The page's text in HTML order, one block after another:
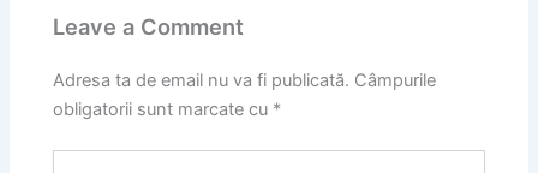
Leave a Comment
Adresa ta de email nu va fi publicată. Câmpurile
obligatorii sunt marcate cu *